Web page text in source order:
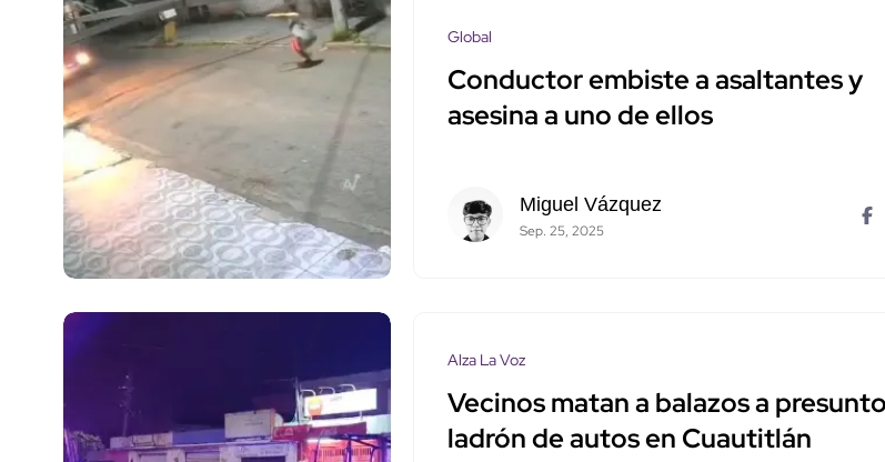
Global
Conductor embiste a asaltantes y
asesina a uno de ellos
Miguel Vázquez
Sep. 25, 2025
Alza La Voz
Vecinos matan a balazos a presunto
ladrón de autos en Cuautitlán